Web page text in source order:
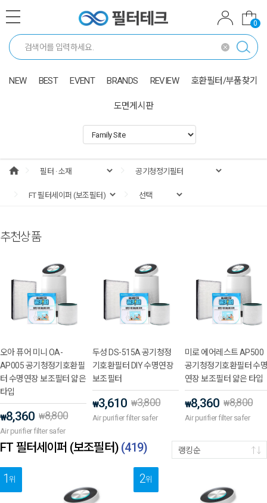
0
NEW BEST EVENT BRANDS REVIEW 호환필터/부품찾기
도면게시판
추천상품
오아 퓨어 미니 OA-
AP005 공기청정기호환필
터 수명연장 보조필터 얇은
타입
₩8,360 ₩8,800
Air purifier filter safer
두성 DS-515A 공기청정
기호환필터 DIY 수명연장
보조필터
₩3,610 ₩3,800
Air purifier filter safer
미로 에어레스트 AP500
공기청정기호환필터 수
연장 보조필터 얇은 타입
₩8,360 ₩8,800
Air purifier filter safer
FT 필터세이퍼 (보조필터) (419) 랭킹순
1위 2위